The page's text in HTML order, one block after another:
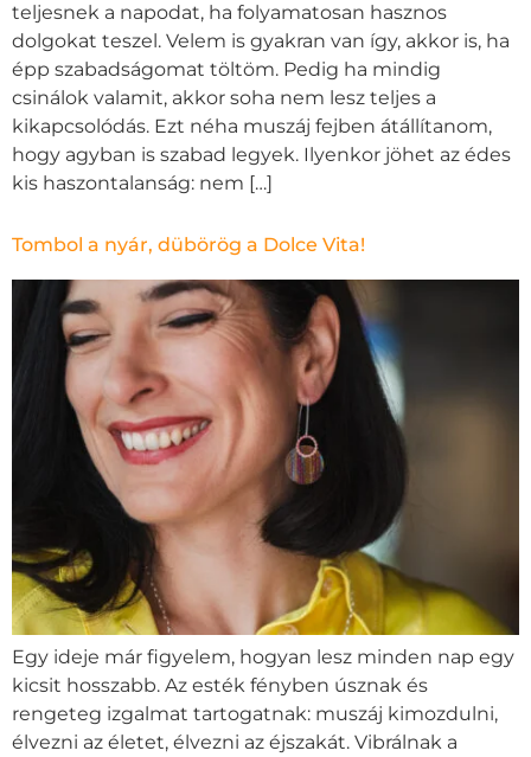
teljesnek a napodat, ha folyamatosan hasznos
dolgokat teszel. Velem is gyakran van így, akkor is, ha
épp szabadságomat töltöm. Pedig ha mindig
csinálok valamit, akkor soha nem lesz teljes a
kikapcsolódás. Ezt néha muszáj fejben átállítanom,
hogy agyban is szabad legyek. Ilyenkor jöhet az édes
kis haszontalanság: nem […]
Tombol a nyár, dübörög a Dolce Vita!
Egy ideje már figyelem, hogyan lesz minden nap egy
kicsit hosszabb. Az esték fényben úsznak és
rengeteg izgalmat tartogatnak: muszáj kimozdulni,
élvezni az életet, élvezni az éjszakát. Vibrálnak a